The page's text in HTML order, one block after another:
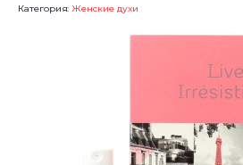
Категория: Женские духи